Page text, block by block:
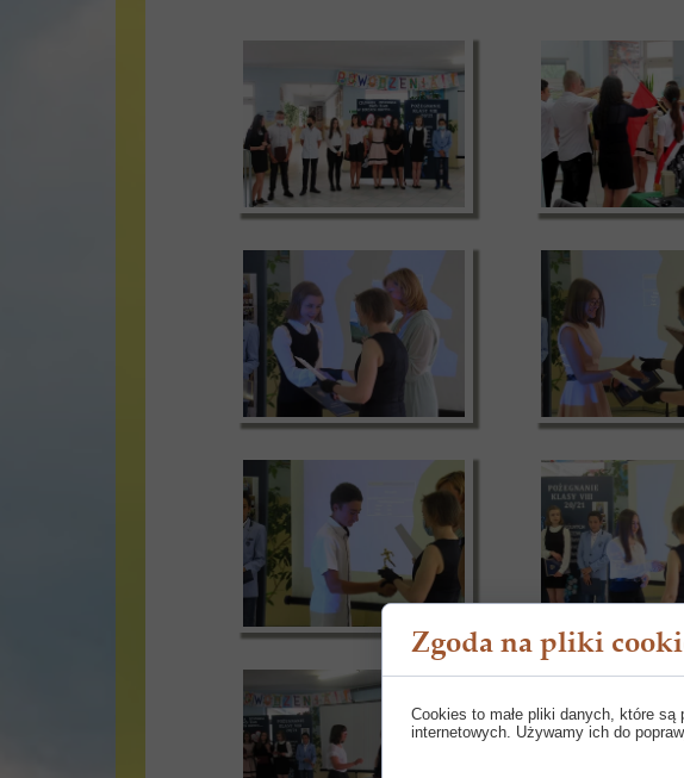
Zgoda na pliki
Cookies to małe pliki danych, które
internetowych. Używamy ich do